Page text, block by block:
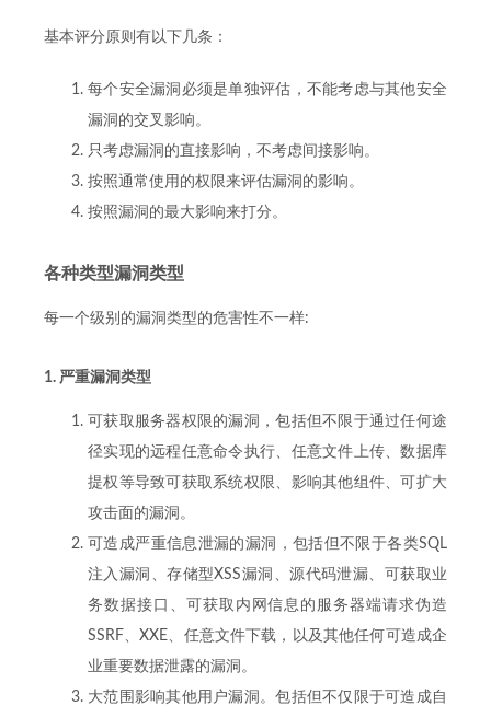
基本评分原则有以下几条：
每个安全漏洞必须是单独评估，不能考虑与其他安全
漏洞的交叉影响。
只考虑漏洞的直接影响，不考虑间接影响。
按照通常使用的权限来评估漏洞的影响。
按照漏洞的最大影响来打分。
各种类型漏洞类型
每一个级别的漏洞类型的危害性不一样:
1. 严重漏洞类型
可获取服务器权限的漏洞，包括但不限于通过任何途
径实现的远程任意命令执行、任意文件上传、数据库
提权等导致可获取系统权限、影响其他组件、可扩大
攻击面的漏洞。
可造成严重信息泄漏的漏洞，包括但不限于各类SQL
注入漏洞、存储型XSS漏洞、源代码泄漏、可获取业
务数据接口、可获取内网信息的服务器端请求伪造
SSRF、XXE、任意文件下载，以及其他任何可造成企
业重要数据泄露的漏洞。
大范围影响其他用户漏洞。包括但不仅限于可造成自